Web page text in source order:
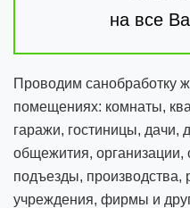
на все
Проводим санобработку
помещениях: комнаты,
гаражи, гостиницы, дачи,
общежития,
подъезды, производства,
учреждения, фирмы и